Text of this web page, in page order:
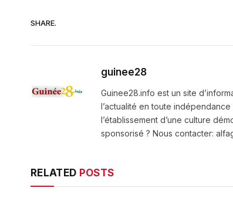
SHARE.
guinee28
Guinee28.info est un site
l’actualité en toute
l’établissement d’une culture
sponsorisé ? Nous contacter:
RELATED POSTS